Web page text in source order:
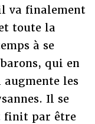
va finalement
toute la
à se
qui en
les
Il se
finit par être